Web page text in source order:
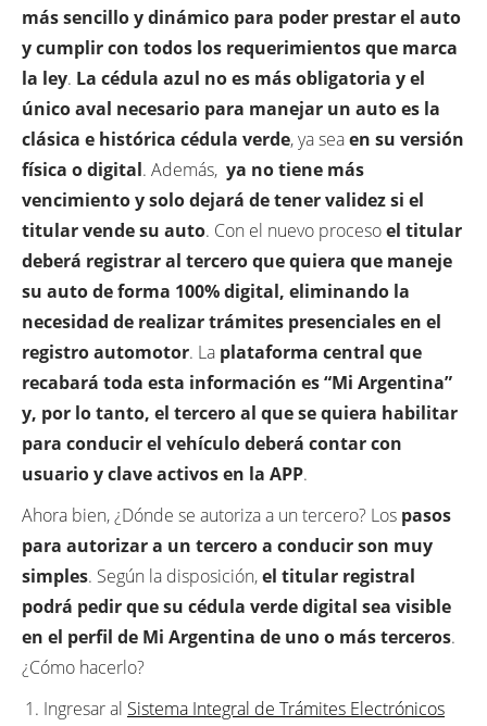
más sencillo y dinámico para poder prestar el auto
y cumplir con todos los requerimientos que marca
la ley. La cédula azul no es más obligatoria y el
único aval necesario para manejar un auto es la
clásica e histórica cédula verde, ya seaen su versión
física o digital. Además, ya no tiene más
vencimiento y solo dejará de tener validez si el
titular vende su auto. Con el nuevo procesoel titular
deberá registrar al tercero que quiera que maneje
su auto de forma 100% digital, eliminando la
necesidad de realizar trámites presenciales en el
registro automotor. La plataforma central que
recabará toda esta información es “Mi Argentina”
y, por lo tanto, el tercero al que se quiera habilitar
para conducir el vehículo deberá contar con
usuario y clave activos en la APP.
Ahora bien, ¿Dónde se autoriza a un tercero? Los pasos
para autorizar a un tercero a conducir son muy
simples. Según la disposición,el titular registral
podrá pedir que su cédula verde digital sea visible
en el perfil de Mi Argentina de uno o más terceros.
¿Cómo hacerlo?
Ingresar al Sistema Integral de Trámites Electrónicos